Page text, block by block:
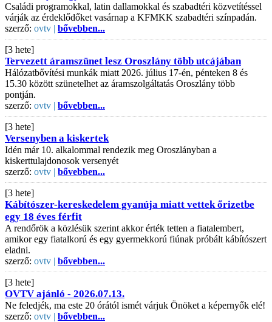
Családi programokkal, latin dallamokkal és szabadtéri közvetítéssel
várják az érdeklődőket vasárnap a KFMKK szabadtéri színpadán.
szerző: ovtv | bővebben...
[3 hete]
Tervezett áramszünet lesz Oroszlány több utcájában
Hálózatbővítési munkák miatt 2026. július 17-én, pénteken 8 és
15.30 között szünetelhet az áramszolgáltatás Oroszlány több
pontján.
szerző: ovtv | bővebben...
[3 hete]
Versenyben a kiskertek
Idén már 10. alkalommal rendezik meg Oroszlányban a
kiskerttulajdonosok versenyét
szerző: ovtv | bővebben...
[3 hete]
Kábítószer-kereskedelem gyanúja miatt vettek őrizetbe
egy 18 éves férfit
A rendőrök a közlésük szerint akkor érték tetten a fiatalembert,
amikor egy fiatalkorú és egy gyermekkorú fiúnak próbált kábítószert
eladni.
szerző: ovtv | bővebben...
[3 hete]
OVTV ajánló - 2026.07.13.
Ne feledjék, ma este 20 órától ismét várjuk Önöket a képernyők elé!
szerző: ovtv | bővebben...